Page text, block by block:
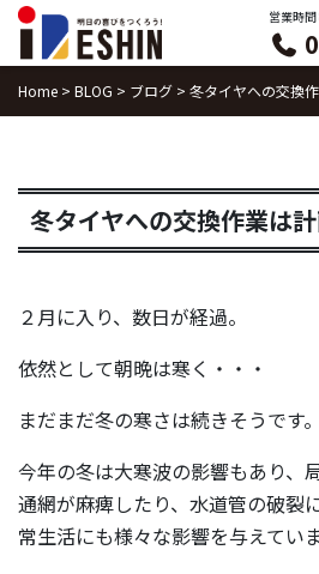
Skip
content
営業時
Home > BLOG > ブログ > 冬タイヤへの交換
冬タイヤへの交換作業は計
２月に入り、数日が経過。
依然として朝晩は寒く・・・
まだまだ冬の寒さは続きそうです。
今年の冬は大寒波の影響もあり、
通網が麻痺したり、水道管の破裂
常生活にも様々な影響を与えていま